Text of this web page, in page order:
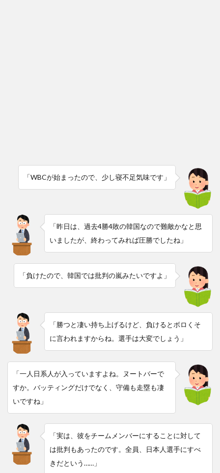
「WBCが始まったので、少し寝不足気味です」
「昨日は、過去4勝4敗の韓国なので難敵かなと思
いましたが、終わってみれば圧勝でしたね」
「負けたので、韓国では批判の嵐みたいですよ」
「勝つと凄い持ち上げるけど、負けるとボロくそ
に言われますからね。選手は大変でしょう」
「一人日系人が入っていますよね。ヌートバーで
すか。バッティングだけでなく、守備も走塁も凄
いですね」
「実は、彼をチームメンバーにすることに対して
は批判もあったのです。全員、日本人選手にすべ
きだという……」